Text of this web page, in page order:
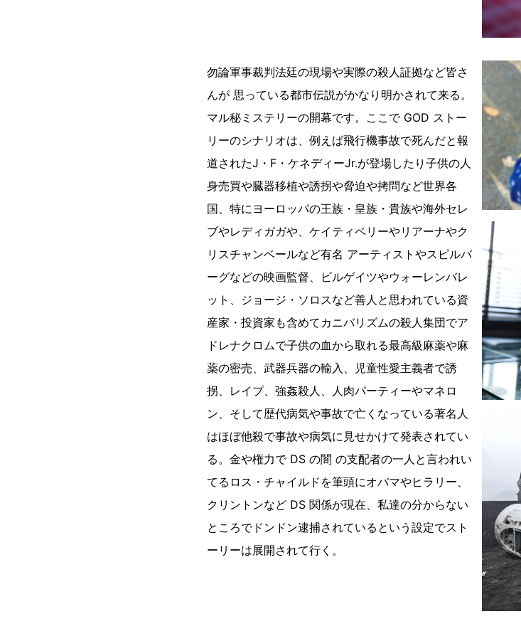
勿論軍事裁判法廷の現場や実際の殺人証拠など皆さ
んが 思っている都市伝説がかなり明かされて来る。
マル秘ミステリーの開幕です。ここで GOD ストー
リーのシナリオは、例えば飛行機事故で死んだと報
道されたJ・F・ケネディーJr.が登場したり子供の人
身売買や臓器移植や誘拐や脅迫や拷問など世界各
国、特にヨーロッパの王族・皇族・貴族や海外セレ
ブやレディガガや、ケイティペリーやリアーナやク
リスチャンベールなど有名 アーティストやスピルバ
ーグなどの映画監督、ビルゲイツやウォーレンバレ
ット、ジョージ・ソロスなど善人と思われている資
産家・投資家も含めてカニバリズムの殺人集団でア
ドレナクロムで子供の血から取れる最高級麻薬や麻
薬の密売、武器兵器の輸入、児童性愛主義者で誘
拐、レイプ、強姦殺人、人肉パーティーやマネロ
ン、そして歴代病気や事故で亡くなっている著名人
はほぼ他殺で事故や病気に見せかけて発表されてい
る。金や権力で DS の闇 の支配者の一人と言われい
てるロス・チャイルドを筆頭にオバマやヒラリー、
クリントンなど DS 関係が現在、私達の分からない
ところでドンドン逮捕されているという設定でスト
ーリーは展開されて行く。